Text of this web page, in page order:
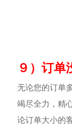
９）订
无论您的订单
竭尽全力，精
论订单大小的